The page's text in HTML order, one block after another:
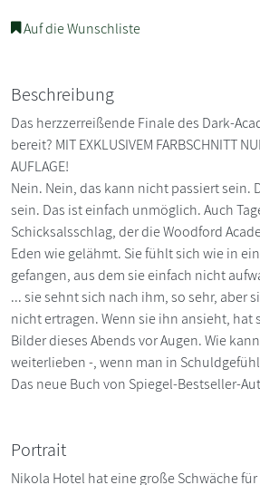
Auf die Wunschliste
Beschreibung
Das herzzerreißende Finale des Dark-
bereit? MIT EXKLUSIVEM FARBSCHNITT
AUFLAGE!
Nein. Nein, das kann nicht passiert sein.
sein. Das ist einfach unmöglich. Auch
Schicksalsschlag, der die Woodford
Eden wie gelähmt. Sie fühlt sich wie in
gefangen, aus dem sie einfach nicht
... sie sehnt sich nach ihm, so sehr, aber
nicht ertragen. Wenn sie ihn ansieht, hat
Bilder dieses Abends vor Augen. Wie
weiterlieben -, wenn man in
Das neue Buch von Spiegel-Bestseller-
Portrait
Nikola Hotel hat eine große Schwäche